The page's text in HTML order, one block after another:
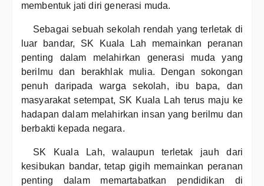
membentuk jati diri generasi muda.
Sebagai sebuah sekolah rendah yang terletak di
luar bandar, SK Kuala Lah memainkan peranan
penting dalam melahirkan generasi muda yang
berilmu dan berakhlak mulia. Dengan sokongan
penuh daripada warga sekolah, ibu bapa, dan
masyarakat setempat, SK Kuala Lah terus maju ke
hadapan dalam melahirkan insan yang berilmu dan
berbakti kepada negara.
SK Kuala Lah, walaupun terletak jauh dari
kesibukan bandar, tetap gigih memainkan peranan
penting dalam memartabatkan pendidikan di